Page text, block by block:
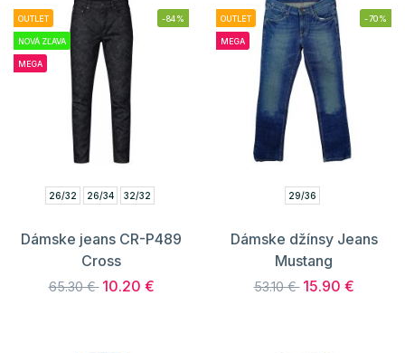
OUTLET
NOVÁ ZĽAVA
MEGA
-84%
26/32 26/34 32/32
Dámske jeans CR-P489
Cross
65.30 € 10.20 €
OUTLET
MEGA
-70%
29/36
Dámske džínsy Jeans
Mustang
53.10 € 15.90 €